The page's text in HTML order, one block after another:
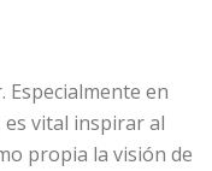
Especialmente en
vital inspirar al
propia la visión de